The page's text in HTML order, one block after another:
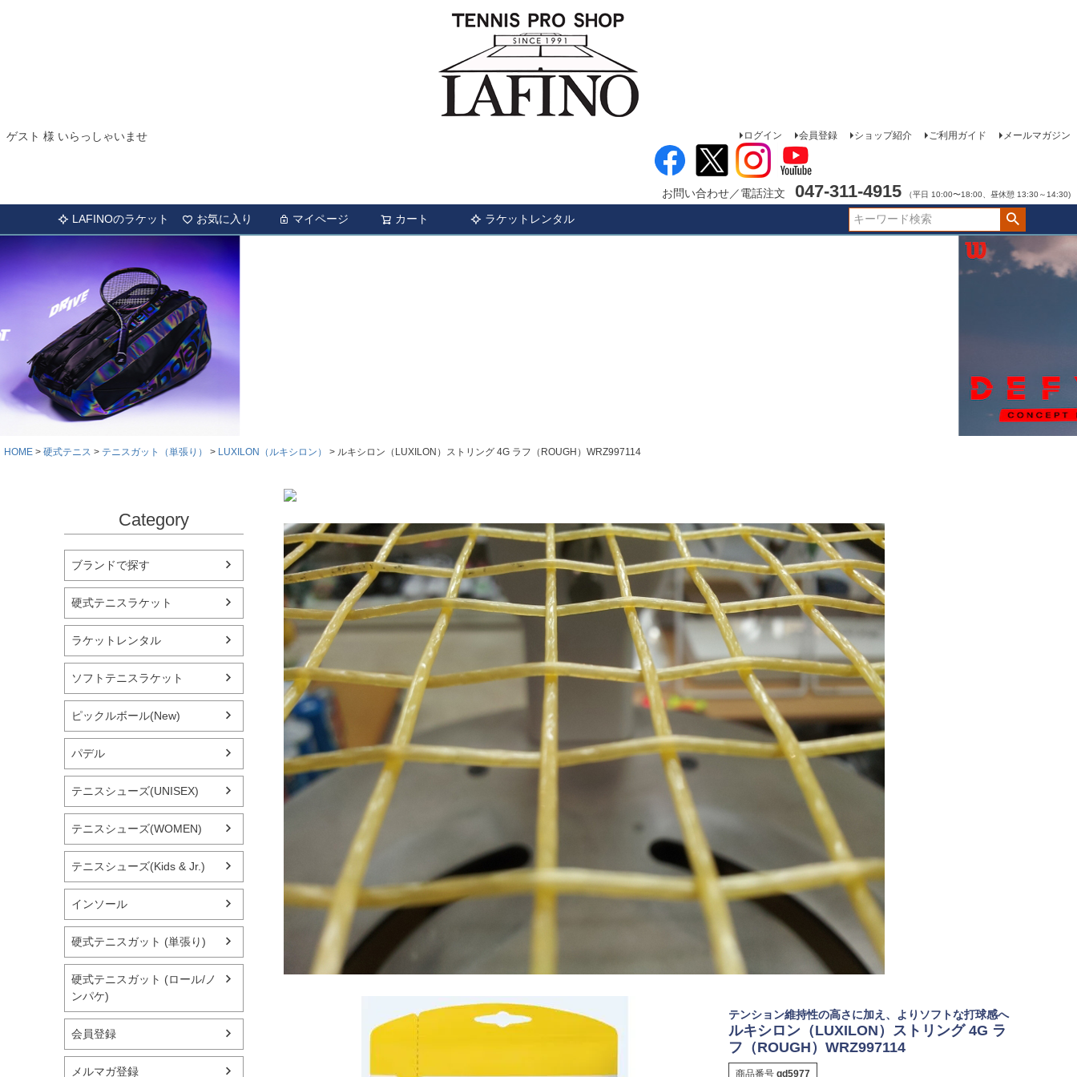
ゲスト 様 いらっしゃいませ ログイン 会員登録 ショップ紹介 ご利用ガイド メールマガジン
お問い合わせ／電話注文 047-311-4915 （平日 10:00〜18:00、昼休憩 13:30～14:30)
LAFINOのラケット お気に入り マイページ カート ラケットレンタル
HOME 硬式テニス テニスガット（単張り） LUXILON（ルキシロン） ルキシロン（LUXILON）ストリング 4G ラフ（ROUGH）WRZ997114
Category
ブランドで探す
硬式テニスラケット
ラケットレンタル
ソフトテニスラケット
ピックルボール(New)
パデル
テニスシューズ(UNISEX)
テニスシューズ(WOMEN)
テニスシューズ(Kids & Jr.)
インソール
硬式テニスガット (単張り)
硬式テニスガット (ロール/ノ
ンパケ)
会員登録
メルマガ登録
テンション維持性の高さに加え、よりソフトな打球感へ
ルキシロン（LUXILON）ストリング 4G ラ
フ（ROUGH）WRZ997114
商品番号 gd5977